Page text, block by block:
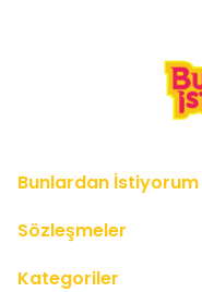
Bunlardan İstiyorum
Sözleşmeler
Kategoriler